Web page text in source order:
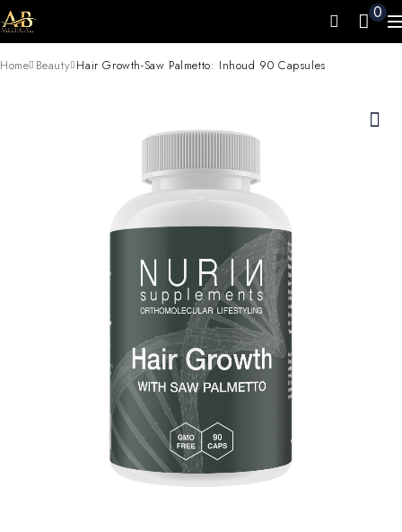
0
Home Beauty Hair Growth-Saw Palmetto: Inhoud 90 Capsules